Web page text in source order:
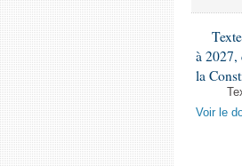
à 2027,
la
Voir le